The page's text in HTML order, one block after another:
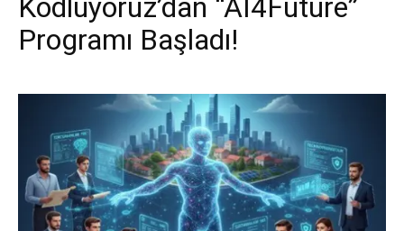
Kodluyoruz’dan “AI4Future”
Programı Başladı!